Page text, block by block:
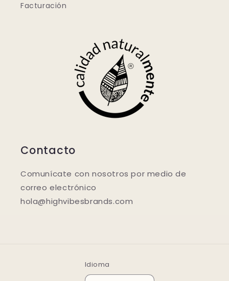
Facturación
Contacto
Comunícate con nosotros por medio de
correo electrónico
hola@highvibesbrands.com
Idioma